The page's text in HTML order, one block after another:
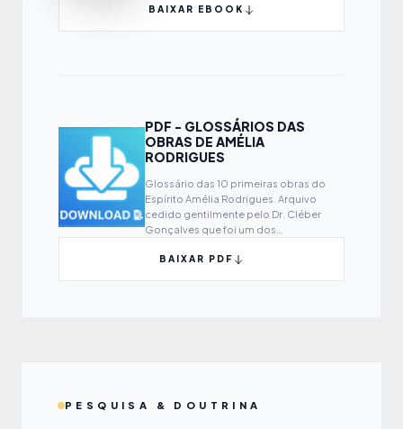
BAIXAR EBOOK
PDF - GLOSSÁRIOS DAS
OBRAS DE AMÉLIA
RODRIGUES
Glossário das 10 primeiras obras do
Espírito Amélia Rodrigues. Arquivo
cedido gentilmente pelo Dr. Cléber
Gonçalves que foi um dos
Baixem e divulguem.
BAIXAR PDF
PESQUISA & DOUTRINA